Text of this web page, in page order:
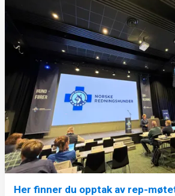
Her finner du opptak av rep-